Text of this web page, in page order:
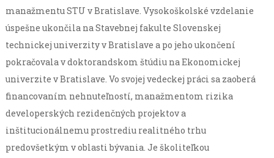
manažmentu STU v Bratislave. Vysokoškolské vzdelanie
úspešne ukončila na Stavebnej fakulte Slovenskej
technickej univerzity v Bratislave a po jeho ukončení
pokračovala v doktorandskom štúdiu na Ekonomickej
univerzite v Bratislave. Vo svojej vedeckej práci sa zaoberá
financovaním nehnuteľností, manažmentom rizika
developerských rezidenčných projektov a
inštitucionálnemu prostrediu realitného trhu
predovšetkým v oblasti bývania. Je školiteľkou